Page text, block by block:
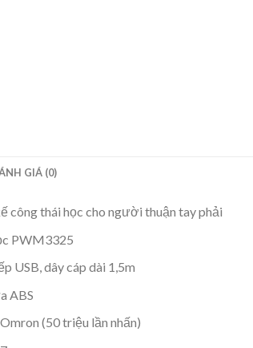
GIÁ (0)
công thái học cho người thuận tay phải
PWM3325
USB, dây cáp dài 1,5m
ABS
(50 triệu lần nhấn)